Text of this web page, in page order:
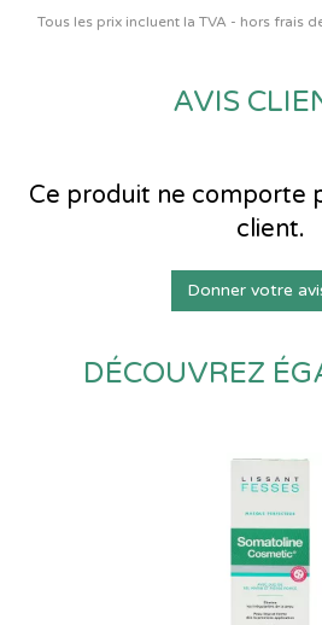
Tous les prix incluent la TVA - hors frais
AVIS
Ce produit ne comporte
client.
Donner votre
DÉCOUVREZ